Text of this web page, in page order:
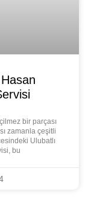
bir parçası
zamanla çeşitli
Ulubatlı
bu